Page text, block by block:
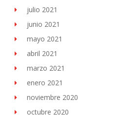
julio 2021
junio 2021
mayo 2021
abril 2021
marzo 2021
enero 2021
noviembre 2020
octubre 2020